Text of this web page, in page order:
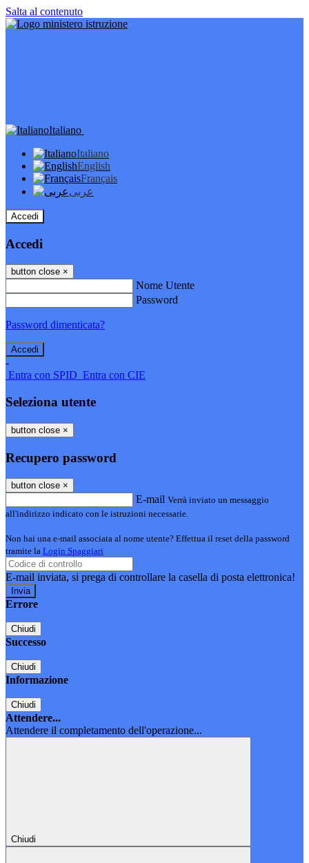
Salta al contenuto
Italiano
Italiano
English
Français
عربى
Accedi
Accedi
button close ×
Nome Utente
Password
Password dimenticata?
-
Entra con SPID Entra con CIE
Seleziona utente
button close ×
Recupero password
button close ×
E-mail Verrà inviato un messaggio
all'indirizzo indicato con le istruzioni necessarie.
Non hai una e-mail associata al nome utente? Effettua il reset della password
tramite la Login Spaggiari
E-mail inviata, si prega di controllare la casella di posta elettronica!
Errore
Chiudi
Successo
Chiudi
Informazione
Chiudi
Attendere...
Attendere il completamento dell'operazione...
Chiudi